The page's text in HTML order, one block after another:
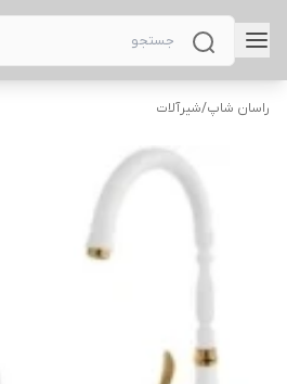
راسان شاپ/شیرآلات